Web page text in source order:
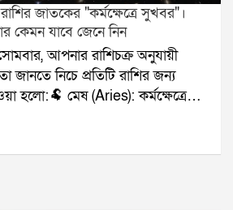
জাতকের "কর্মক্ষেত্রে সুখবর"।
যাবে জেনে নিন
জানতে নিচে প্রতিটি রাশির জন্য
হলো:🐏 মেষ (Aries): কর্মক্ষেত্রে
পরিবারের দায়িত্ব।👥 মিথুন
সাফল্য।🦀 কর্কট (Cancer):
(Leo): আর্থিক লাভ।🌾 কন্যা (Virgo):
ভ্রমণের প্রস্তুতি।🦂 বৃশ্চিক
সম্ভাবনা।🏹 ধনু (Sagittarius): কাজ